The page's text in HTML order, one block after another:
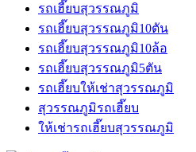
รถเฮี๊ยบสุวรรณภูมิ
รถเฮี๊ยบสุวรรณภูมิ10ตัน
รถเฮี๊ยบสุวรรณภูมิ10ล้อ
รถเฮี๊ยบสุวรรณภูมิ5ตัน
รถเฮี๊ยบให้เช่าสุวรรณภูมิ
สุวรรณภูมิรถเฮี๊ยบ
ให้เช่ารถเฮี๊ยบสุวรรณภูมิ